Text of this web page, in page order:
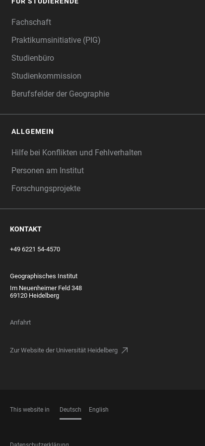
Fachschaft
Praktikumsinitiative (PIG)
Studienbüro
Studienkommission
Berufsfelder der Geographie
ALLGEMEIN
Hilfe bei Konflikten und Fehlverhalten
Personen am Institut
Forschungsprojekte
KONTAKT
+49 6221 54-4570
Geographisches Institut
Im Neuenheimer Feld 348
69120 Heidelberg
Anfahrt
Zur Website der Universität Heidelberg
This website in Deutsch English